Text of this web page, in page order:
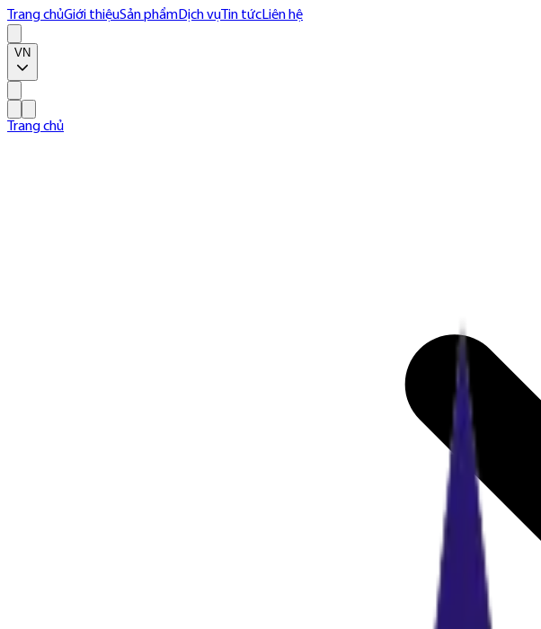
Trang chủGiới thiệuSản phẩmDịch vụ Tin tứcLiên hệ
VN
Trang chủ